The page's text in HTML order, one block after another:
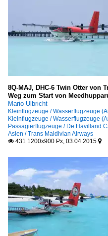
8Q-MAJ, DHC-6 Twin Otter von
Weg zum Start von
Mario Ulbricht
Kleinflugzeuge / Wasserflugzeuge
Kleinflugzeuge / Wasserflugzeuge
Passagierflugzeuge / De Havilland
Asien / Trans Maldivian Airways
 431 1200x900 Px, 03.04.2015 